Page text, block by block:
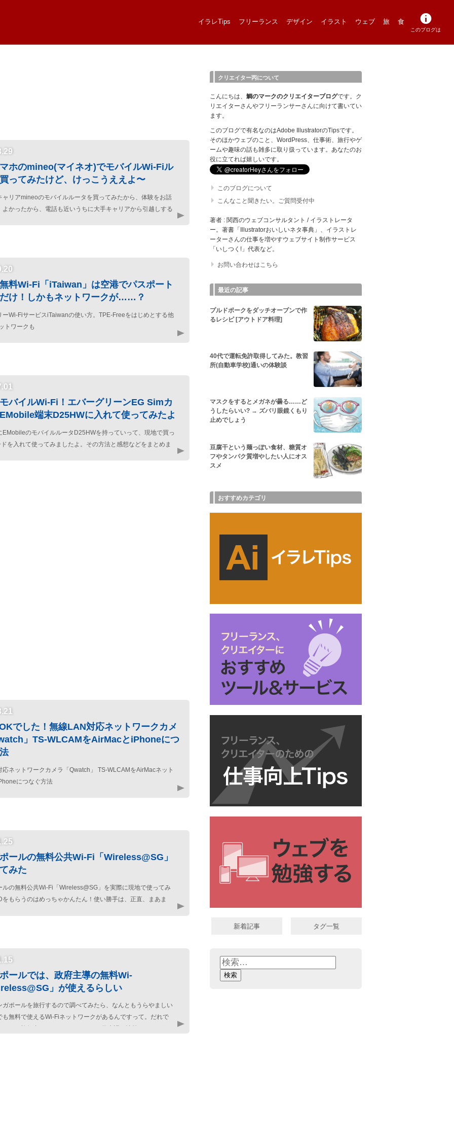
イラレTips フリーランス デザイン イラスト ウェブ 旅 食
このブログは
ホのmineo(マイネオ)でモバイルWi-Fiル
ってみたけど、けっこうええよ〜
ャリアmineoのモバイルルータを買ってみたから、体験をお話
よかったから、電話も近いうちに大手キャリアから引越しする
料Wi-Fi「iTaiwan」は空港でパスポート
け！しかもネットワークが……？
ーWi-FiサービスiTaiwanの使い方。TPE-Freeをはじめとする他
トワークも
バイルWi-Fi！エバーグリーンEG Simカ
端末D25HWに入れて使ってみたよ
EMobileのモバイルルータD25HWを持っていって、現地で買っ
を入れて使ってみましたよ。その方法と感想などをまとめま
でした！無線LAN対応ネットワークカメ
」TS-WLCAMをAirMacとiPhoneにつ
応ネットワークカメラ「Qwatch」 TS-WLCAMをAirMacネット
につなぐ方法
ールの無料公共Wi-Fi「Wireless@SG」
みた
ルの無料公共Wi-Fi「Wireless@SG」を実際に現地で使ってみ
をもらうのはめっちゃかんたん！使い勝手は、正直、まあま
ールでは、政府主導の無料Wi-
」が使えるらしい
ガポールを旅行するので調べてみたら、なんともうらやましい
も無料で使えるWi-Fiネットワークがあるんですって。だれで
クリエイター丙について
こんにちは、 鯛のマークのクリエイターブログです。ク
リエイターさんやフリーランサーさんに向けて書いてい
ます。
このブログで有名なのはAdobe IllustratorのTipsです。
そのほかウェブのこと、WordPress、仕事術、旅行やゲ
ームや趣味の話も雑多に取り扱っています。あなたのお
役に立てれば嬉しいです。
このブログについて
こんなこと聞きたい。ご質問受付中
著者 : 関西のウェブコンサルタント / イラストレータ
ー。著書「Illustratorおいしいネタ事典」、イラストレ
ーターさんの仕事を増やすウェブサイト制作サービス
「いしつく!」代表など。
お問い合わせはこちら
最近の記事
プルドポークをダッチオーブンで作
るレシピ [アウトドア料理]
40代で運転免許取得してみた。教習
所(自動車学校)通いの体験談
マスクをするとメガネが曇る……ど
うしたらいい? → ズバリ眼鏡くもり
止めでしょう
豆腐干という麺っぽい食材、糖質オ
フやタンパク質増やしたい人にオス
スメ
おすすめカテゴリ
新着記事 タグ一覧
検
索: